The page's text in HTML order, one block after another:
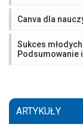
Canva dla
Sukces
Podsumowanie
ARTYKUŁY